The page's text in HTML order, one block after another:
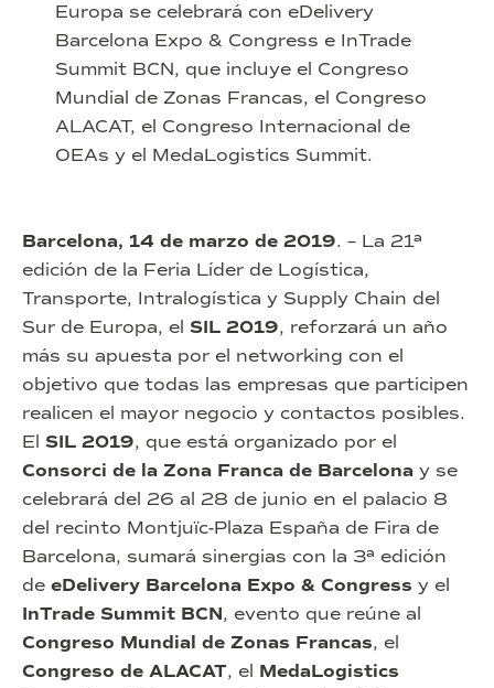
Europa se celebrará con eDelivery
Barcelona Expo & Congress e InTrade
Summit BCN, que incluye el Congreso
Mundial de Zonas Francas, el Congreso
ALACAT, el Congreso Internacional de
OEAs y el MedaLogistics Summit.
Barcelona, 14 de marzo de 2019. – La 21ª
edición de la Feria Líder de Logística,
Transporte, Intralogística y Supply Chain del
Sur de Europa, el SIL 2019, reforzará un año
más su apuesta por el networking con el
objetivo que todas las empresas que participen
realicen el mayor negocio y contactos posibles.
El SIL 2019, que está organizado por el
Consorci de la Zona Franca de Barcelona y se
celebrará del 26 al 28 de junio en el palacio 8
del recinto Montjuïc-Plaza España de Fira de
Barcelona, sumará sinergias con la 3ª edición
de eDelivery Barcelona Expo & Congress y el
InTrade Summit BCN, evento que reúne al
Congreso Mundial de Zonas Francas, el
Congreso de ALACAT, el MedaLogistics